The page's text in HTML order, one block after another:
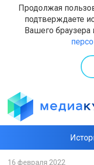
Продолжая
подтверждаете
Вашего браузера
16 февраля 2022